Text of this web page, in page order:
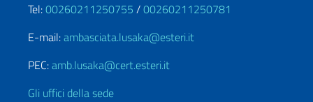
Tel:00260211250755 /00260211250781
E-mail:ambasciata.lusaka@esteri.it
PEC:amb.lusaka@cert.esteri.it
Gli uffici della sede